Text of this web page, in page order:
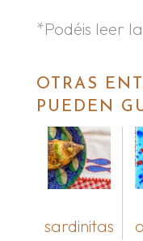
*Podéis leer
OTRAS
PUEDEN
sardinitas